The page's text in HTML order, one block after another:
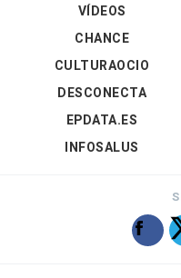
VÍDEOS
CHANCE
CULTURAOCIO
DESCONECTA
EPDATA.ES
INFOSALUS